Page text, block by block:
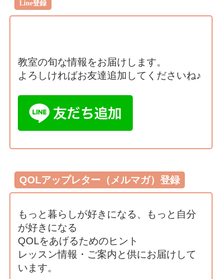
Line登録
教室の旬な情報をお届けします。
よろしければお友達追加してくださいね♪
QOLアップレター（メルマガ）登録
もっと暮らしが好きになる、もっと自分
が好きになる
QOLをあげるためのヒント
レッスン情報・ご案内と供にお届けして
います。